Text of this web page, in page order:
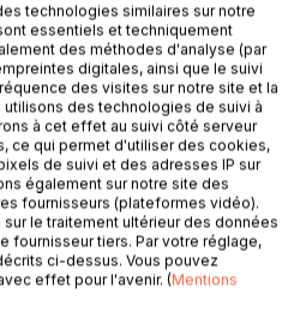
Des mots simples et drôles
poème-slam pour raconter des
où les femmes actives ou
dont les hommes
viennent pimenter
rire ou sourire...Se moquer de
technologies similaires sur notre
essentiels et techniquement
des méthodes d'analyse (par
digitales, ainsi que le suivi
des visites sur notre site et la
des technologies de suivi à
à cet effet au suivi côté serveur
ce qui permet d'utiliser des cookies,
de suivi et des adresses IP sur
également sur notre site des
fournisseurs (plateformes vidéo).
le traitement ultérieur des données
fournisseur tiers. Par votre réglage,
ci-dessus. Vous pouvez
effet pour l'avenir. (Mentions